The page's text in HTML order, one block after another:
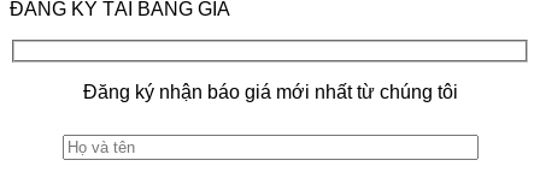
ĐĂNG KÝ TẢI BẢNG GIÁ
Đăng ký nhận báo giá mới nhất từ chúng tôi